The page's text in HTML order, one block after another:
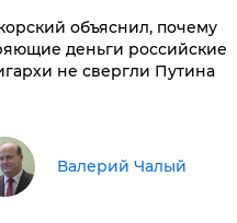
объяснил, почему
деньги российские
не свергли Путина
Валерий Чалый